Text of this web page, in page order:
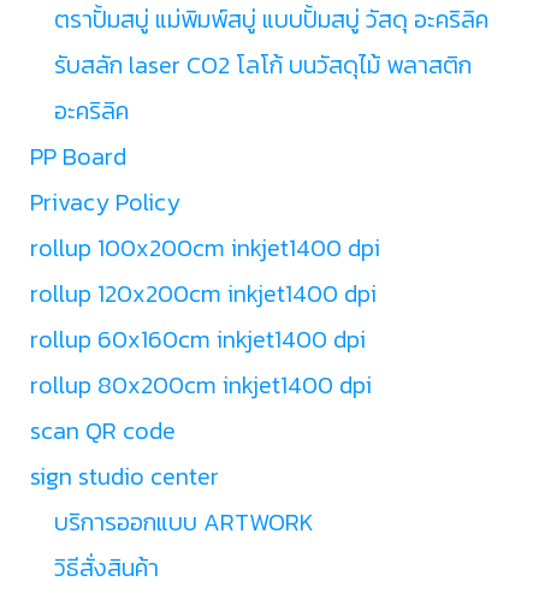
ตราปั้มสบู่ แม่พิมพ์สบู่ แบบปั้มสบู่ วัสดุ อะคริลิค
รับสลัก laser CO2 โลโก้ บนวัสดุไม้ พลาสติก
อะคริลิค
PP Board
Privacy Policy
rollup 100x200cm inkjet1400 dpi
rollup 120x200cm inkjet1400 dpi
rollup 60x160cm inkjet1400 dpi
rollup 80x200cm inkjet1400 dpi
scan QR code
sign studio center
บริการออกแบบ ARTWORK
วิธีสั่งสินค้า